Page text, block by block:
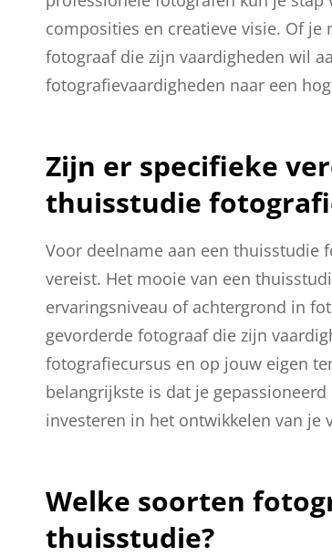
composities en creatieve visie. Of
fotograaf die zijn vaardigheden wil
fotografievaardigheden naar een
Zijn er specifieke
thuisstudie
Voor deelname aan een thuisstudie
vereist. Het mooie van een
ervaringsniveau of achtergrond in
gevorderde fotograaf die zijn
fotografiecursus en op jouw eigen
belangrijkste is dat je
investeren in het ontwikkelen van je
Welke soorten
thuisstudie?